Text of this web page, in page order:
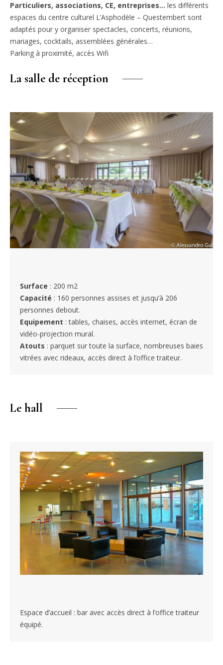
Particuliers, associations, CE, entreprises… les différents
espaces du centre culturel L’Asphodèle – Questembert sont
adaptés pour y organiser spectacles, concerts, réunions,
mariages, cocktails, assemblées générales…
Parking à proximité, accès Wifi
La salle de réception
Surface : 200 m2
Capacité : 160 personnes assises et jusqu’à 206
personnes debout.
Equipement : tables, chaises, accès internet, écran de
vidéo-projection mural.
Atouts : parquet sur toute la surface, nombreuses baies
vitrées avec rideaux, accès direct à l’office traiteur.
Le hall
Espace d’accueil : bar avec accès direct à l’office traiteur
équipé.